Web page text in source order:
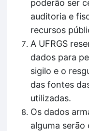
poderão ser
auditoria e
recursos
A UFRGS
dados para
sigilo e o
das fontes
utilizadas.
Os dados
alguma serão